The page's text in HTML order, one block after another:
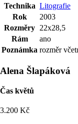
Technika Litografie
Rok
2003
Rozměry 22x28,5
Rám
ano
Poznámka rozměr
Alena Šlapáková
Čas květů
3.200 Kč